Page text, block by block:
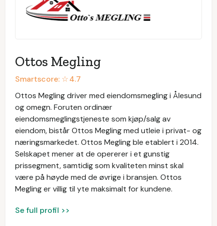
Ottos Megling
Smartscore: ☆4.7
Ottos Megling driver med eiendomsmegling i Ålesund
og omegn. Foruten ordinær
eiendomsmeglingstjeneste som kjøp/salg av
eiendom, bistår Ottos Megling med utleie i privat- og
næringsmarkedet. Ottos Megling ble etablert i 2014.
Selskapet mener at de opererer i et gunstig
prissegment, samtidig som kvaliteten minst skal
være på høyde med de øvrige i bransjen. Ottos
Megling er villig til yte maksimalt for kundene.
Se full profil >>